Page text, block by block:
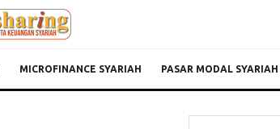
MICROFINANCE SYARIAH PASAR MODAL SYARIAH